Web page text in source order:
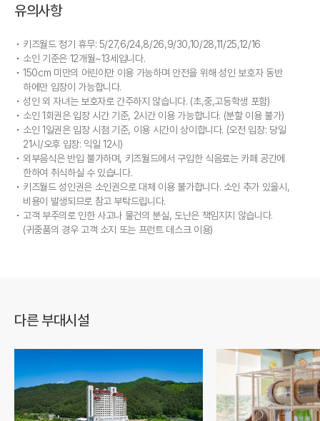
유의사항
키즈월드 정기 휴무: 5/27,6/24,8/26,9/30,10/28,11/25,12/16
소인 기준은 12개월~13세입니다.
150cm 미만의 어린이만 이용 가능하며 안전을 위해 성인 보호자 동반
하에만 입장이 가능합니다.
성인 외 자녀는 보호자로 간주하지 않습니다. (초,중,고등학생 포함)
소인 1회권은 입장 시간 기준, 2시간 이용 가능합니다. (분할 이용 불가)
소인 1일권은 입장 시점 기준, 이용 시간이 상이합니다. (오전 입장: 당일
21시/오후 입장: 익일 12시)
외부음식은 반입 불가하며, 키즈월드에서 구입한 식음료는 카페 공간에
한하여 취식하실 수 있습니다.
키즈월드 성인권은 소인권으로 대체 이용 불가합니다. 소인 추가 있을시,
비용이 발생되므로 참고 부탁드립니다.
고객 부주의로 인한 사고나 물건의 분실, 도난은 책임지지 않습니다.
(귀중품의 경우 고객 소지 또는 프런트 데스크 이용)
다른 부대시설